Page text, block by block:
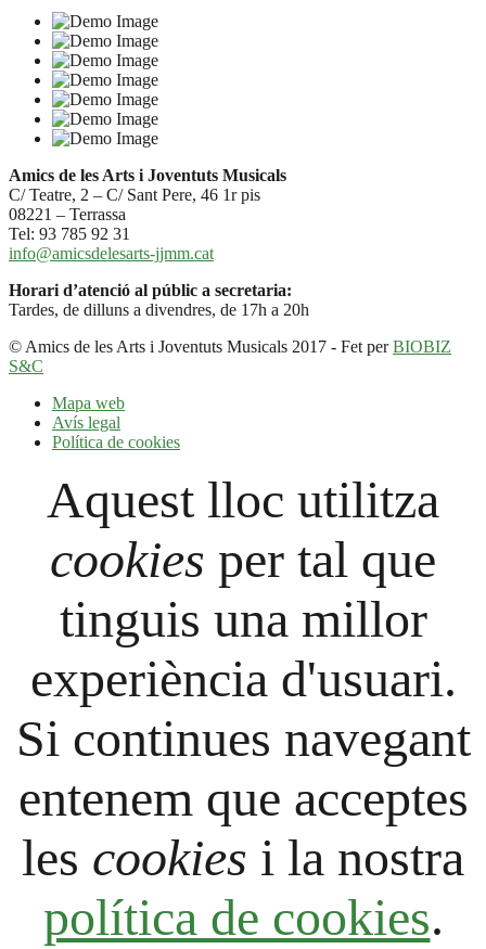
Amics de les Arts i Joventuts Musicals
C/ Teatre, 2 – C/ Sant Pere, 46 1r pis
08221 – Terrassa
Tel: 93 785 92 31
info@amicsdelesarts-jjmm.cat
Horari d’atenció al públic a secretaria:
Tardes, de dilluns a divendres, de 17h a 20h
© Amics de les Arts i Joventuts Musicals 2017 - Fet perBIOBIZ
S&C
Mapa web
Avís legal
Política de cookies
Aquest lloc utilitza
cookies per tal que
tinguis una millor
experiència d'usuari.
Si continues navegant
entenem que acceptes
les cookies i la nostra
política de cookies.